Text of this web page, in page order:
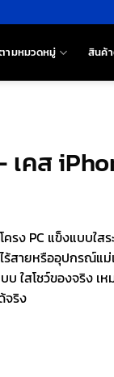
ามหมวดหมู่ สินค้
เคส
ครง PC แข็งแบบใส
ร้สายหรืออุปกรณ์แ
ใสโชว์ของจริง เ
จริง